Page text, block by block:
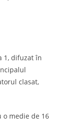
difuzat în
clasat,
medie de 16